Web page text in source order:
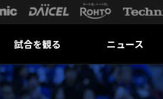
試合を観る ニュース